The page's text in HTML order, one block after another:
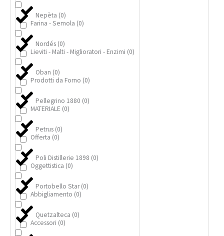
Nepèta (0)
Nordés (0)
Oban (0)
Pellegrino 1880 (0)
Petrus (0)
Poli Distillerie 1898 (0)
Portobello Star (0)
Quetzalteca (0)
Farina - Semola (0)
Lieviti - Malti - Miglioratori - Enzimi (0)
Prodotti da Forno (0)
MATERIALE (0)
Offerta (0)
Oggettistica (0)
Abbigliamento (0)
Accessori (0)